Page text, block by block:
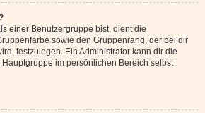
einer Benutzergruppe bist, dient die
sowie den Gruppenrang, der bei dir
festzulegen. Ein Administrator kann dir die
im persönlichen Bereich selbst